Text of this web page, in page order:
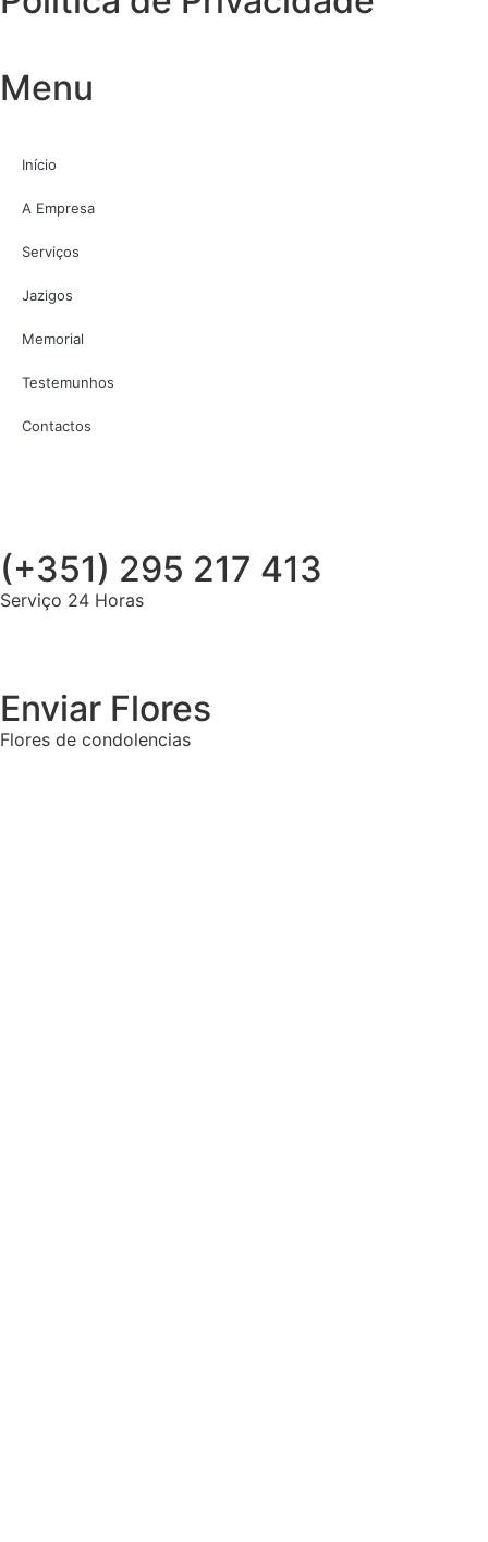
Menu
Início
A Empresa
Serviços
Jazigos
Memorial
Testemunhos
Contactos
(+351) 295 217 413
Serviço 24 Horas
Enviar Flores
Flores de condolencias